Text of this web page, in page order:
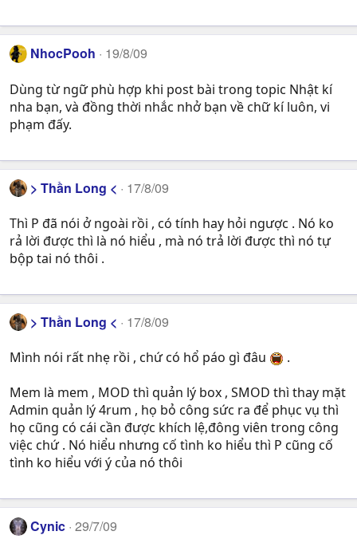
NhocPooh 19/8/09
Dùng từ ngữ phù hợp khi post bài trong topic Nhật kí
nha bạn, và đồng thời nhắc nhở bạn về chữ kí luôn, vi
phạm đấy.
> Thần Long < 17/8/09
Thì P đã nói ở ngoài rồi , có tính hay hỏi ngược . Nó ko
rả lời được thì là nó hiểu , mà nó trả lời được thì nó tự
bộp tai nó thôi .
> Thần Long < 17/8/09
Mình nói rất nhẹ rồi , chứ có hổ páo gì đâu
.
Mem là mem , MOD thì quản lý box , SMOD thì thay mặt
Admin quản lý 4rum , họ bỏ công sức ra để phục vụ thì
họ cũng có cái cần được khích lệ,đông viên trong công
việc chứ . Nó hiểu nhưng cố tình ko hiểu thì P cũng cố
tình ko hiểu với ý của nó thôi
Cynic 29/7/09